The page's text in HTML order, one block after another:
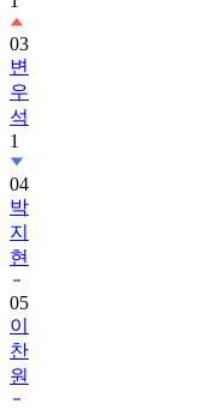
03
변
우
석
1
04
박
지
현
05
이
찬
원